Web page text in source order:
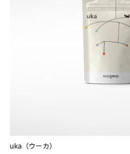
uka（ウーカ）